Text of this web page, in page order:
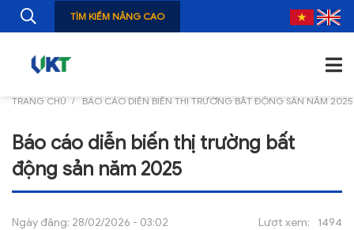
GIỚI THIỆU
TIN TỨC
NGHIÊN CỨU
TÌM KIẾM NÂNG CAO
TRANG CHỦ BÁO CÁO DIỄN BIẾN THỊ TRƯỜNG BẤT ĐỘNG SẢN NĂM 2025
Báo cáo diễn biến thị trường bất
động sản năm 2025
Ngày đăng: 28/02/2026 - 03:02 Lượt xem:
1494